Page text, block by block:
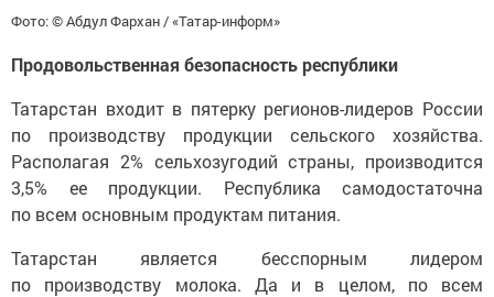
Фото: © Абдул Фархан / «Татар-информ»
Продовольственная безопасность республики
Татарстан входит в пятерку регионов-лидеров России
по производству продукции сельского хозяйства.
Располагая 2% сельхозугодий страны, производится
3,5% ее продукции. Республика самодостаточна
по всем основным продуктам питания.
Татарстан является бесспорным лидером
по производству молока. Да и в целом, по всем